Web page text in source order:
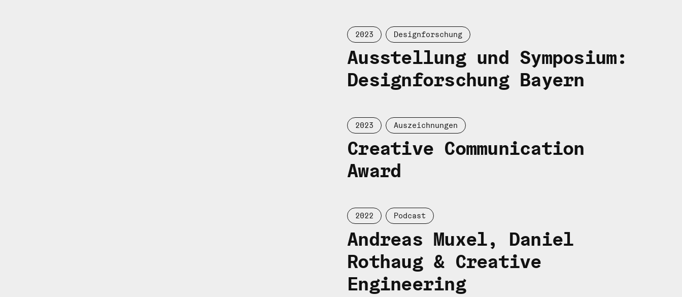
2023 Designforschung
Ausstellung und Symposium:
Designforschung Bayern
2023 Auszeichnungen
Creative Communication
Award
2022 Podcast
Andreas Muxel, Daniel
Rothaug & Creative
Engineering